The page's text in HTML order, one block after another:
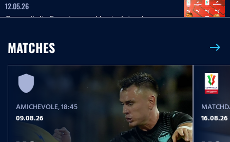
12.05.26
Coppa Italia Frecciarossa | Lazio-Inter, la
Serie A Enilive | Lazio-Inter, le parole di Dele-
Bashiru nel pre partita
04.05.26
Serie A Enilive | Cremonese-Lazio, le parole di
Isaksen nel pre partita
MATCHES east
AMICHEVOLE, 18:45
09.08.26
16.08.26